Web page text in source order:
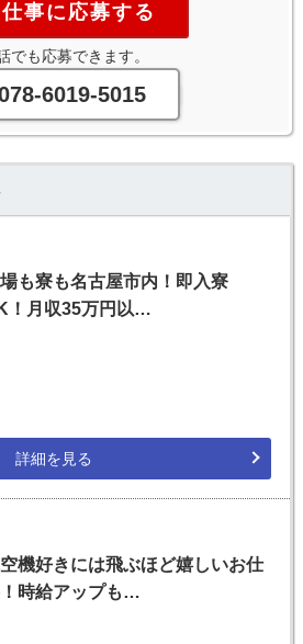
事に応募する
でも応募できます。
6019-5015
も寮も名古屋市内！即入寮
！月収35万円以…
詳細を見る
機好きには飛ぶほど嬉しいお仕
時給アップも…